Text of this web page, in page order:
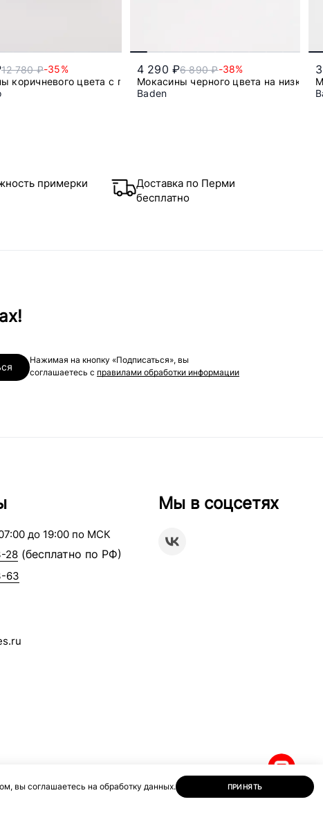
12 780 ₽-35%
коричневого цвета с перемычкой
4 290 ₽6 890 ₽-38%
Мокасины черного цвета на низкой
Baden
примерки
Доставка по Перми
бесплатно
Нажимая на кнопку «Подписаться», вы
соглашаетесь с правилами обработки информации
до 19:00 по МСК
28 (бесплатно по РФ)
63
Мы в соцсетях
вы соглашаетесь на обработку данных. ПРИНЯТЬ